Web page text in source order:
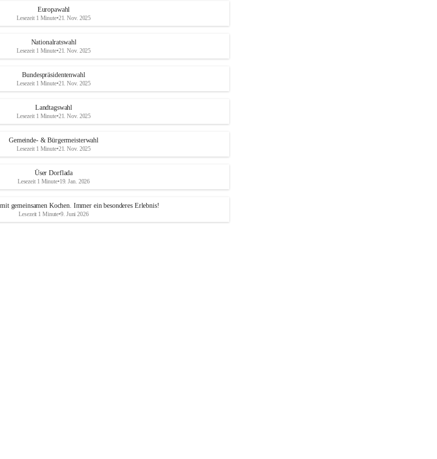
Europawahl
Lesezeit 1 Minute•21. Nov. 2025
Nationalratswahl
Lesezeit 1 Minute•21. Nov. 2025
Bundespräsidentenwahl
Lesezeit 1 Minute•21. Nov. 2025
Landtagswahl
Lesezeit 1 Minute•21. Nov. 2025
Gemeinde- & Bürgermeisterwahl
Lesezeit 1 Minute•21. Nov. 2025
Üser Dorflada
Lesezeit 1 Minute•19. Jan. 2026
gemeinsamen Kochen. Immer ein besonderes Erlebnis!
Lesezeit 1 Minute•9. Juni 2026